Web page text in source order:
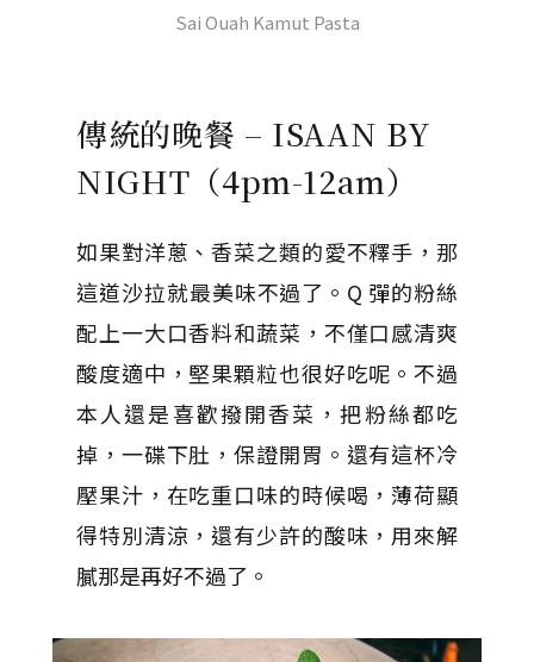
Sai Ouah Kamut Pasta
傳統的晚餐 – ISAAN BY
NIGHT（4pm-12am）
如果對洋蔥、香菜之類的愛不釋手，那
這道沙拉就最美味不過了。Q 彈的粉絲
配上一大口香料和蔬菜，不僅口感清爽
酸度適中，堅果顆粒也很好吃呢。不過
本人還是喜歡撥開香菜，把粉絲都吃
掉，一碟下肚，保證開胃。還有這杯冷
壓果汁，在吃重口味的時候喝，薄荷顯
得特別清涼，還有少許的酸味，用來解
膩那是再好不過了。